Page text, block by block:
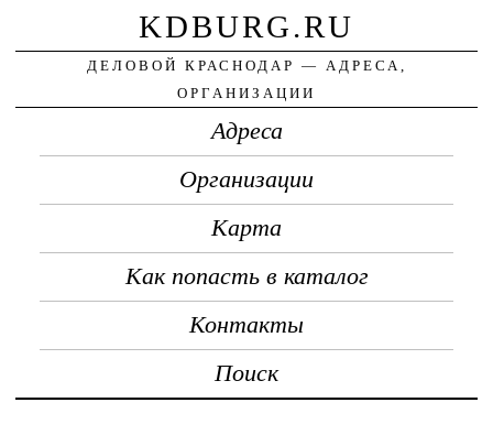
KDBURG.RU
ДЕЛОВОЙ КРАСНОДАР — АДРЕСА,
ОРГАНИЗАЦИИ
Адреса
Организации
Карта
Как попасть в каталог
Контакты
Поиск